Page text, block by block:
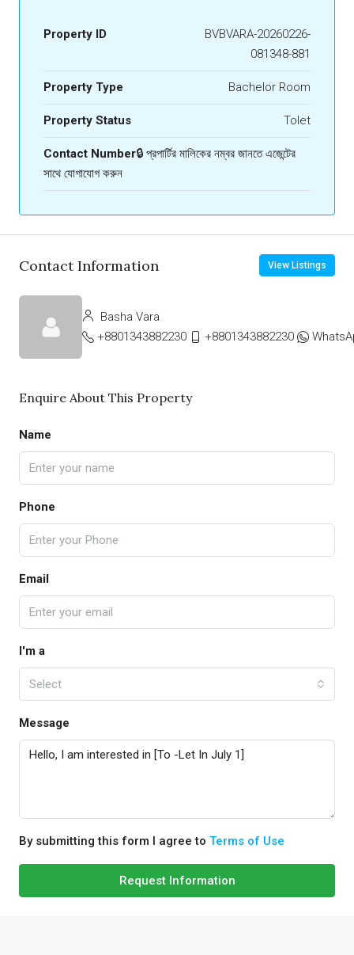
Property ID
BVBVARA-20260226-
081348-881
Property Type Bachelor Room
Property Status Tolet
Contact Number🔒 প্রপার্টির মালিকের নম্বর জানতে এজেন্টের
সাথে যোগাযোগ করুন
Contact Information View Listings
Basha Vara
+8801343882230
+8801343882230
Enquire About This Property
Name
Phone
Email
I'm a
Select
Message
By submitting this form I agree to Terms of Use
Request Information